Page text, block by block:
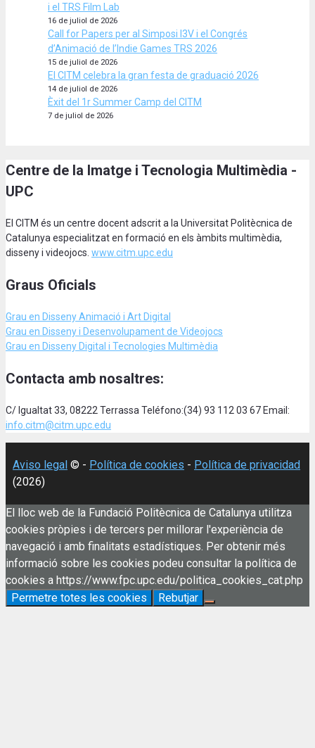
i el TRS Film Lab
16 de juliol de 2026
Call for Papers per al Simposi I3V i el Congrés
d’Animació de l’Indie Games TRS 2026
15 de juliol de 2026
El CITM celebra la gran festa de graduació 2026
14 de juliol de 2026
Èxit del 1r Summer Camp del CITM
7 de juliol de 2026
Centre de la Imatge i Tecnologia Multimèdia -
UPC
El CITM és un centre docent adscrit a la Universitat Politècnica de
Catalunya especialitzat en formació en els àmbits multimèdia,
disseny i videojocs. www.citm.upc.edu
Graus Oficials
Grau en Disseny Animació i Art Digital
Grau en Disseny i Desenvolupament de Videojocs
Grau en Disseny Digital i Tecnologies Multimèdia
Contacta amb nosaltres:
C/ Igualtat 33, 08222 Terrassa Teléfono:(34) 93 112 03 67 Email:
info.citm@citm.upc.edu
Aviso legal © - Política de cookies - Política de privacidad
(2026)
El lloc web de la Fundació Politècnica de Catalunya utilitza
cookies pròpies i de tercers per millorar l'experiència de
navegació i amb finalitats estadístiques. Per obtenir més
informació sobre les cookies podeu consultar la política de
cookies a https://www.fpc.upc.edu/politica_cookies_cat.php
Permetre totes les cookies
Rebutjar